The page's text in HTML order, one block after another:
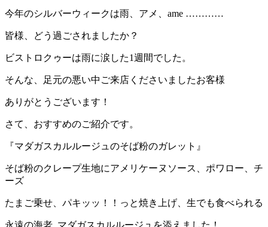
今年のシルバーウィークは雨、アメ、ame …………
皆様、どう過ごされましたか？
ビストロクゥーは雨に涙した1週間でした。
そんな、足元の悪い中ご来店くださいましたお客様
ありがとうございます！
さて、おすすめのご紹介です。
『マダガスカルルージュのそば粉のガレット』
そば粉のクレープ生地にアメリケーヌソース、ポワロー、チ
ーズ
たまご乗せ、パキッッ！！っと焼き上げ、生でも食べられる